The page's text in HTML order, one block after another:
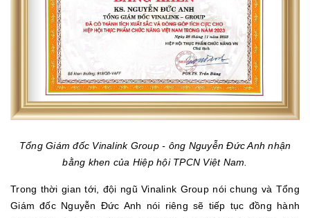
Tổng Giám đốc Vinalink Group - ông Nguyễn Đức Anh nhận
bằng khen của Hiệp hội TPCN Việt Nam.
Trong thời gian tới, đội ngũ Vinalink Group nói chung và Tổng
Giám đốc Nguyễn Đức Anh nói riêng sẽ tiếp tục đồng hành